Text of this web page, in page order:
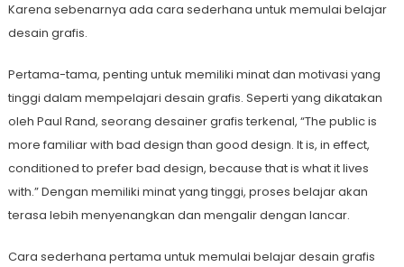
Karena sebenarnya ada cara sederhana untuk memulai belajar
desain grafis.
Pertama-tama, penting untuk memiliki minat dan motivasi yang
tinggi dalam mempelajari desain grafis. Seperti yang dikatakan
oleh Paul Rand, seorang desainer grafis terkenal, “The public is
more familiar with bad design than good design. It is, in effect,
conditioned to prefer bad design, because that is what it lives
with.” Dengan memiliki minat yang tinggi, proses belajar akan
terasa lebih menyenangkan dan mengalir dengan lancar.
Cara sederhana pertama untuk memulai belajar desain grafis